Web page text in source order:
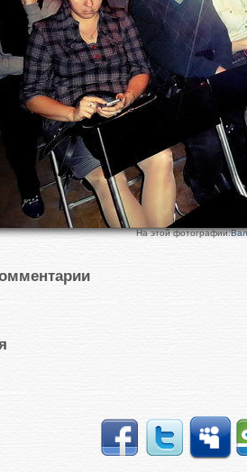
На этой фотографии: